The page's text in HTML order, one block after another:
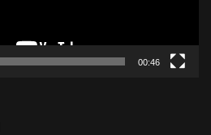
00:46